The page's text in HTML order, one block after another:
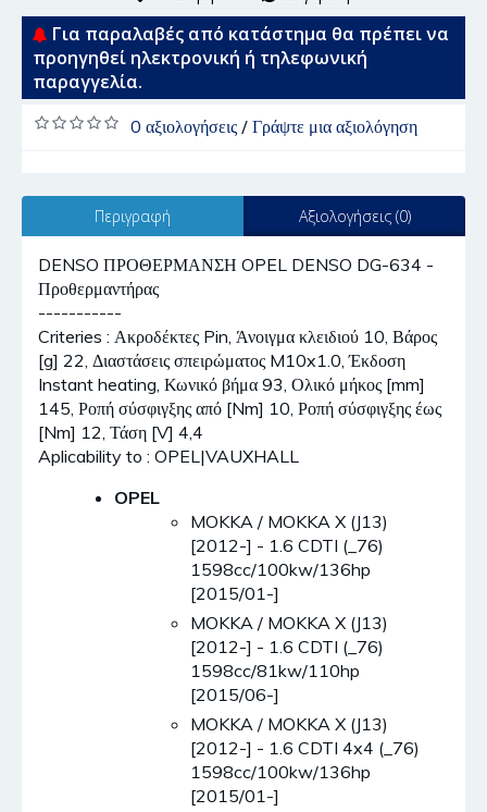
Για παραλαβές από κατάστημα θα πρέπει να
προηγηθεί ηλεκτρονική ή τηλεφωνική
παραγγελία.
0 αξιολογήσεις/ Γράψτε μια αξιολόγηση
Περιγραφή Αξιολογήσεις (0)
DENSO ΠΡΟΘΕΡΜΑΝΣΗ OPEL DENSO DG-634 -
Προθερμαντήρας
-----------
Criteries : Ακροδέκτες Pin, Άνοιγμα κλειδιού 10, Βάρος
[g] 22, Διαστάσεις σπειρώματος M10x1.0, Έκδοση
Instant heating, Κωνικό βήμα 93, Ολικό μήκος [mm]
145, Ροπή σύσφιγξης από [Nm] 10, Ροπή σύσφιγξης έως
[Nm] 12, Τάση [V] 4,4
Aplicability to : OPEL|VAUXHALL
OPEL
MOKKA / MOKKA X (J13)
[2012-] - 1.6 CDTI (_76)
1598cc/100kw/136hp
[2015/01-]
MOKKA / MOKKA X (J13)
[2012-] - 1.6 CDTI (_76)
1598cc/81kw/110hp
[2015/06-]
MOKKA / MOKKA X (J13)
[2012-] - 1.6 CDTI 4x4 (_76)
1598cc/100kw/136hp
[2015/01-]